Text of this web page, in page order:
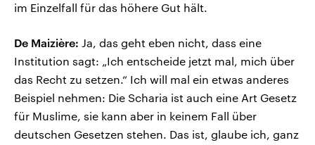
im Einzelfall für das höhere Gut hält.
De Maizière: Ja, das geht eben nicht, dass eine
Institution sagt: „Ich entscheide jetzt mal, mich über
das Recht zu setzen.“ Ich will mal ein etwas anderes
Beispiel nehmen: Die Scharia ist auch eine Art Gesetz
für Muslime, sie kann aber in keinem Fall über
deutschen Gesetzen stehen. Das ist, glaube ich, ganz